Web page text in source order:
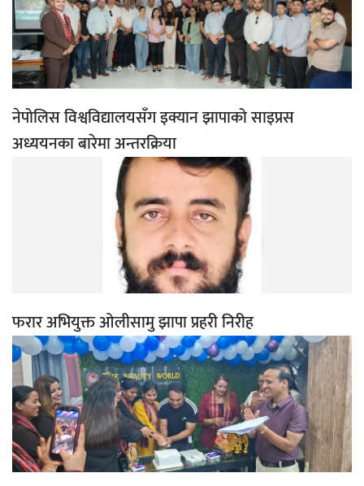
नेपोलिस विश्वविद्यालयसँग इक्यान झापाको साइप्रस
अध्ययनका बारेमा अन्तरक्रिया
फरार अभियुक्त ओलीसामु झापा प्रहरी निरीह